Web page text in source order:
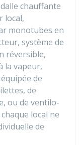
chauffante
local,
monotubes en
système de
réversible,
la vapeur,
de
de
ou de ventilo-
local ne
de